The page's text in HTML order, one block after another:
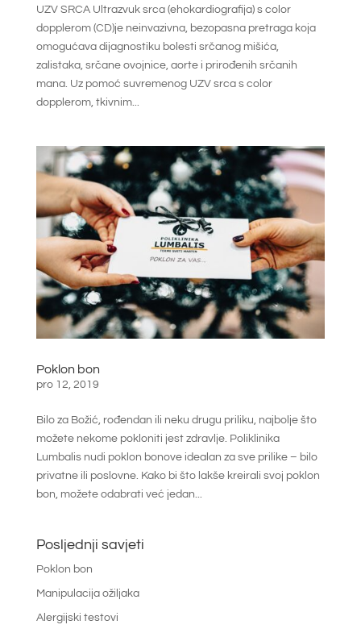
UZV SRCA Ultrazvuk srca (ehokardiografija) s color
dopplerom (CD)je neinvazivna, bezopasna pretraga koja
omogućava dijagnostiku bolesti srčanog mišića,
zalistaka, srčane ovojnice, aorte i prirođenih srčanih
mana. Uz pomoć suvremenog UZV srca s color
dopplerom, tkivnim...
Poklon bon
pro 12, 2019
Bilo za Božić, rođendan ili neku drugu priliku, najbolje što
možete nekome pokloniti jest zdravlje. Poliklinika
Lumbalis nudi poklon bonove idealan za sve prilike – bilo
privatne ili poslovne. Kako bi što lakše kreirali svoj poklon
bon, možete odabrati već jedan...
Posljednji savjeti
Poklon bon
Manipulacija ožiljaka
Alergijski testovi